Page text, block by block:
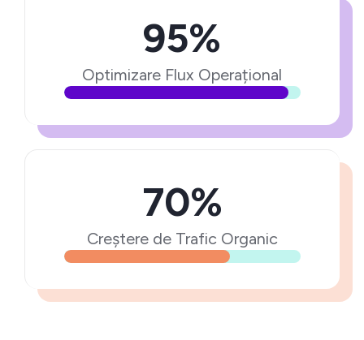
95%
Optimizare Flux Operațional
70%
Creștere de Trafic Organic